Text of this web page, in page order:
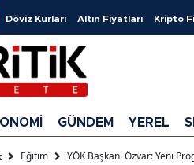
Döviz Kurları Altın Fiyatları Kripto
GÜNDEM YEREL
Eğitim YÖK Başkanı Özvar: Yeni